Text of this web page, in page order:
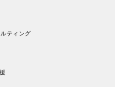
ティング